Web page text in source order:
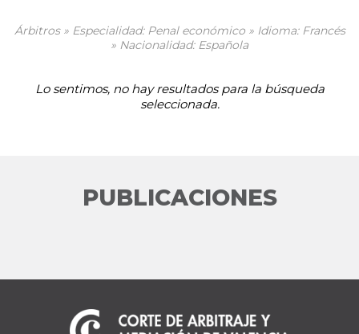
Árbitros » Especialidad: Penal económico » Idioma: Francés
» Nacionalidad: Española
Lo sentimos, no hay resultados para la búsqueda
seleccionada.
PUBLICACIONES